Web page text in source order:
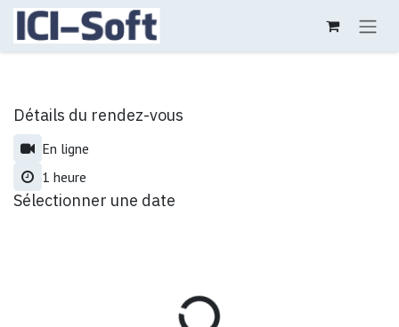
Se rendre au contenu
Sélectionner une date
Détails du rendez-vous
En ligne
1 heure